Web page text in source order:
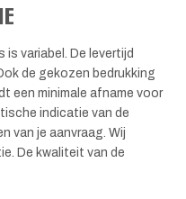
variabel. De levertijd
de gekozen bedrukking
een minimale afname voor
indicatie van de
van je aanvraag. Wij
De kwaliteit van de